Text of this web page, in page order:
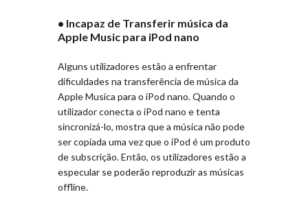
• Incapaz de Transferir música da
Apple Music para iPod nano
Alguns utilizadores estão a enfrentar
dificuldades na transferência de música da
Apple Musica para o iPod nano. Quando o
utilizador conecta o iPod nano e tenta
sincronizá-lo, mostra que a música não pode
ser copiada uma vez que o iPod é um produto
de subscrição. Então, os utilizadores estão a
especular se poderão reproduzir as músicas
offline.